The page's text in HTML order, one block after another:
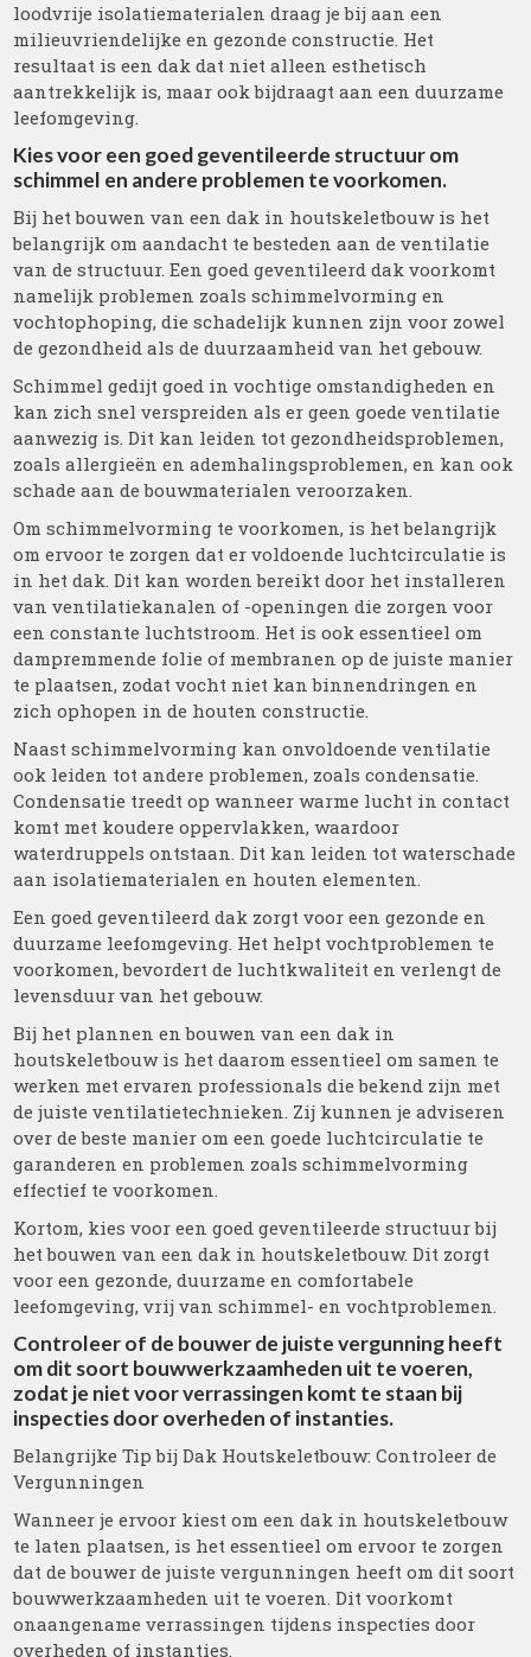
loodvrije isolatiematerialen draag je bij aan een
milieuvriendelijke en gezonde constructie. Het
resultaat is een dak dat niet alleen esthetisch
aantrekkelijk is, maar ook bijdraagt aan een duurzame
leefomgeving.
Kies voor een goed geventileerde structuur om
schimmel en andere problemen te voorkomen.
Bij het bouwen van een dak in houtskeletbouw is het
belangrijk om aandacht te besteden aan de ventilatie
van de structuur. Een goed geventileerd dak voorkomt
namelijk problemen zoals schimmelvorming en
vochtophoping, die schadelijk kunnen zijn voor zowel
de gezondheid als de duurzaamheid van het gebouw.
Schimmel gedijt goed in vochtige omstandigheden en
kan zich snel verspreiden als er geen goede ventilatie
aanwezig is. Dit kan leiden tot gezondheidsproblemen,
zoals allergieën en ademhalingsproblemen, en kan ook
schade aan de bouwmaterialen veroorzaken.
Om schimmelvorming te voorkomen, is het belangrijk
om ervoor te zorgen dat er voldoende luchtcirculatie is
in het dak. Dit kan worden bereikt door het installeren
van ventilatiekanalen of -openingen die zorgen voor
een constante luchtstroom. Het is ook essentieel om
dampremmende folie of membranen op de juiste manier
te plaatsen, zodat vocht niet kan binnendringen en
zich ophopen in de houten constructie.
Naast schimmelvorming kan onvoldoende ventilatie
ook leiden tot andere problemen, zoals condensatie.
Condensatie treedt op wanneer warme lucht in contact
komt met koudere oppervlakken, waardoor
waterdruppels ontstaan. Dit kan leiden tot waterschade
aan isolatiematerialen en houten elementen.
Een goed geventileerd dak zorgt voor een gezonde en
duurzame leefomgeving. Het helpt vochtproblemen te
voorkomen, bevordert de luchtkwaliteit en verlengt de
levensduur van het gebouw.
Bij het plannen en bouwen van een dak in
houtskeletbouw is het daarom essentieel om samen te
werken met ervaren professionals die bekend zijn met
de juiste ventilatietechnieken. Zij kunnen je adviseren
over de beste manier om een goede luchtcirculatie te
garanderen en problemen zoals schimmelvorming
effectief te voorkomen.
Kortom, kies voor een goed geventileerde structuur bij
het bouwen van een dak in houtskeletbouw. Dit zorgt
voor een gezonde, duurzame en comfortabele
leefomgeving, vrij van schimmel- en vochtproblemen.
Controleer of de bouwer de juiste vergunning heeft
om dit soort bouwwerkzaamheden uit te voeren,
zodat je niet voor verrassingen komt te staan bij
inspecties door overheden of instanties.
Belangrijke Tip bij Dak Houtskeletbouw: Controleer de
Vergunningen
Wanneer je ervoor kiest om een dak in houtskeletbouw
te laten plaatsen, is het essentieel om ervoor te zorgen
dat de bouwer de juiste vergunningen heeft om dit soort
bouwwerkzaamheden uit te voeren. Dit voorkomt
onaangename verrassingen tijdens inspecties door
overheden of instanties.